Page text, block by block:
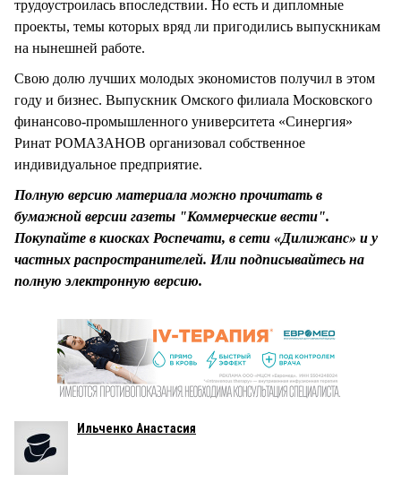
трудоустроилась впоследствии. Но есть и дипломные
проекты, темы которых вряд ли пригодились выпускникам
на нынешней работе.
Свою долю лучших молодых экономистов получил в этом
году и бизнес. Выпускник Омского филиала Московского
финансово-промышленного университета «Синергия»
Ринат РОМАЗАНОВ организовал собственное
индивидуальное предприятие.
Полную версию материала можно прочитать в
бумажной версии газеты "Коммерческие вести".
Покупайте в киосках Роспечати, в сети «Дилижанс» и у
частных распространителей. Или подписывайтесь на
полную электронную версию.
Ильченко Анастасия